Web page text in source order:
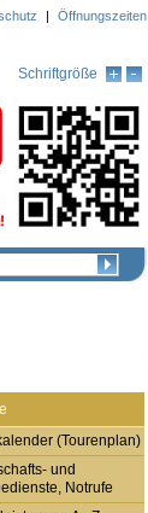
(Tourenplan)
und
Notrufe
Schriftgröße
| Öffnungszeiten